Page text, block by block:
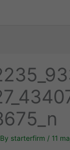
starterfirm / 11